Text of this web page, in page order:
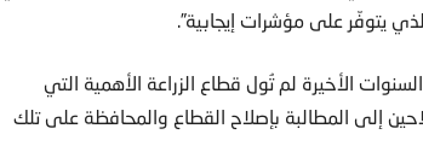
يتوفّر على مؤشرات إيجابية”.
الأخيرة لم تُول قطاع الزراعة الأهمية التي
إلى المطالبة بإصلاح القطاع والمحافظة على تلك